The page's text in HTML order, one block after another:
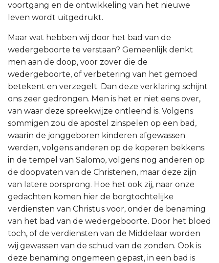
voortgang en de ontwikkeling van het nieuwe
leven wordt uitgedrukt.
Maar wat hebben wij door het bad van de
wedergeboorte te verstaan? Gemeenlijk denkt
men aan de doop, voor zover die de
wedergeboorte, of verbetering van het gemoed
betekent en verzegelt. Dan deze verklaring schijnt
ons zeer gedrongen. Men is het er niet eens over,
van waar deze spreekwijze ontleend is. Volgens
sommigen zou de apostel zinspelen op een bad,
waarin de jonggeboren kinderen afgewassen
werden, volgens anderen op de koperen bekkens
in de tempel van Salomo, volgens nog anderen op
de doopvaten van de Christenen, maar deze zijn
van latere oorsprong. Hoe het ook zij, naar onze
gedachten komen hier de borgtochtelijke
verdiensten van Christus voor, onder de benaming
van het bad van de wedergeboorte. Door het bloed
toch, of de verdiensten van de Middelaar worden
wij gewassen van de schud van de zonden. Ook is
deze benaming ongemeen gepast, in een bad is